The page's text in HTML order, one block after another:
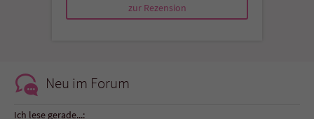
zur Rezension
Neu im Forum
Ich lese gerade...: